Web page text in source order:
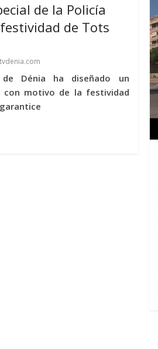
de la Policía
de Tots
tvdenia.com
Dénia ha diseñado un
con motivo de la festividad